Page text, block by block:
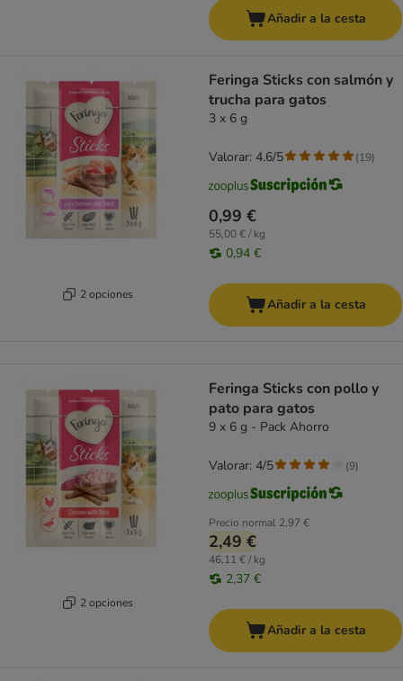
Añadir a la cesta
2 opciones
Feringa Sticks con salmón y
trucha para gatos
3 x 6 g
0,99 €
55,00 € / kg
0,94 €
Valorar: 4.6/5 (19)
Añadir a la cesta
2 opciones
Feringa Sticks con pollo y
pato para gatos
9 x 6 g - Pack Ahorro
Precio normal 2,97 €
2,49 €
46,11 € / kg
2,37 €
Valorar: 4/5 (9)
Añadir a la cesta